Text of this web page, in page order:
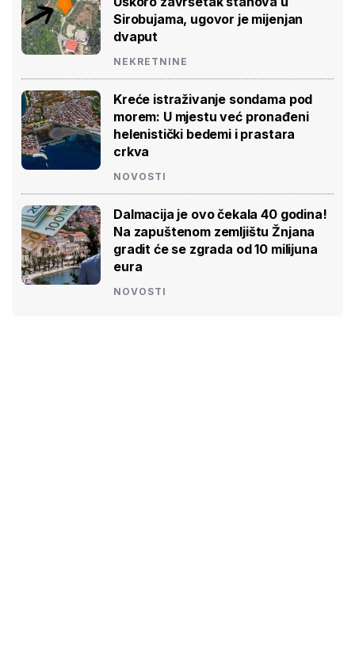
Sirobujama, ugovor je mijenjan
dvaput
NEKRETNINE
Kreće istraživanje sondama pod
morem: U mjestu već pronađeni
helenistički bedemi i prastara
crkva
NOVOSTI
Dalmacija je ovo čekala 40 godina!
Na zapuštenom zemljištu Žnjana
gradit će se zgrada od 10 milijuna
eura
NOVOSTI